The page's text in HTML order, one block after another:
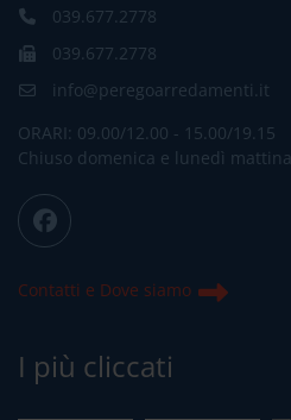
039.677.2778
039.677.2778
info@peregoarredamenti.it
ORARI: 09.00/12.00 - 15.00/19.15
Chiuso domenica e lunedì mattina
Contatti e Dove siamo
I più cliccati